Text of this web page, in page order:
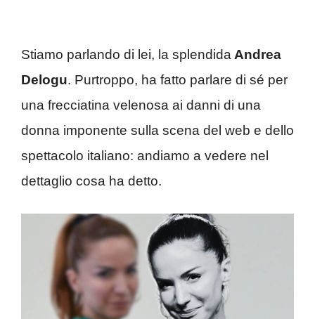
Stiamo parlando di lei, la splendida Andrea
Delogu. Purtroppo, ha fatto parlare di sé per
una frecciatina velenosa ai danni di una
donna imponente sulla scena del web e dello
spettacolo italiano: andiamo a vedere nel
dettaglio cosa ha detto.